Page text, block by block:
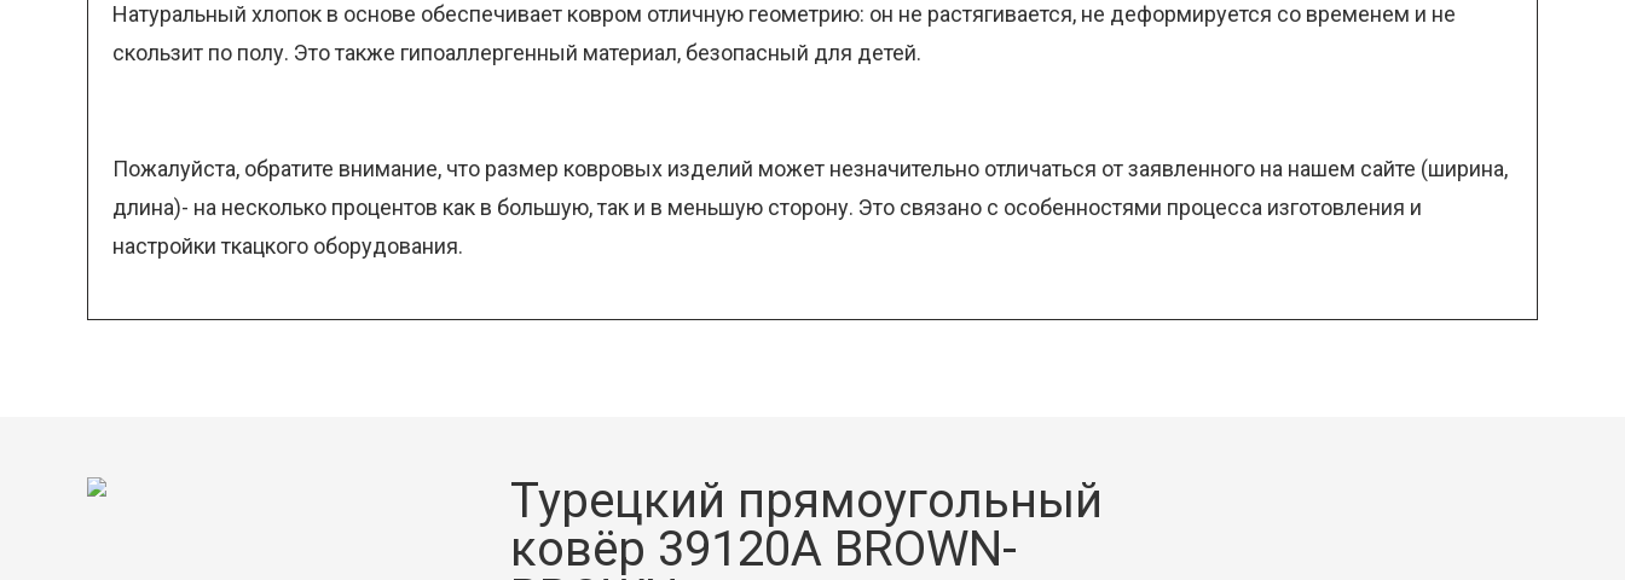
Натуральный хлопок в основе обеспечивает ковром отличную геометрию: он не растягивается, не деформируется со временем и не
скользит по полу. Это также гипоаллергенный материал, безопасный для детей.
Пожалуйста, обратите внимание, что размер ковровых изделий может незначительно отличаться от заявленного на нашем сайте (ширина,
длина)- на несколько процентов как в большую, так и в меньшую сторону. Это связано с особенностями процесса изготовления и
настройки ткацкого оборудования.
Турецкий прямоугольный
ковёр 39120A BROWN-